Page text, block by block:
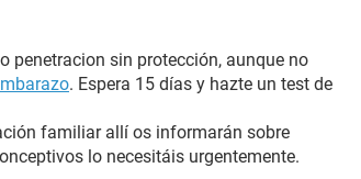
penetracion sin protección, aunque no
. Espera 15 días y hazte un test de
familiar allí os informarán sobre
lo necesitáis urgentemente.